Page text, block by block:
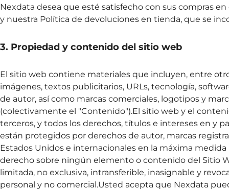
Nexdata desea que esté satisfecho con sus compras
y nuestra Política de devoluciones en tienda, que se
3. Propiedad y contenido del sitio web
El sitio web contiene materiales que incluyen, entre
imágenes, textos publicitarios, URLs, tecnología,
de autor, así como marcas comerciales, logotipos y
(colectivamente el "Contenido").El sitio web y el
terceros, y todos los derechos, títulos e intereses en y
están protegidos por derechos de autor, marcas
Estados Unidos e internacionales en la máxima
derecho sobre ningún elemento o contenido del Sitio
limitada, no exclusiva, intransferible, inasignable y
personal y no comercial.Usted acepta que Nexdata